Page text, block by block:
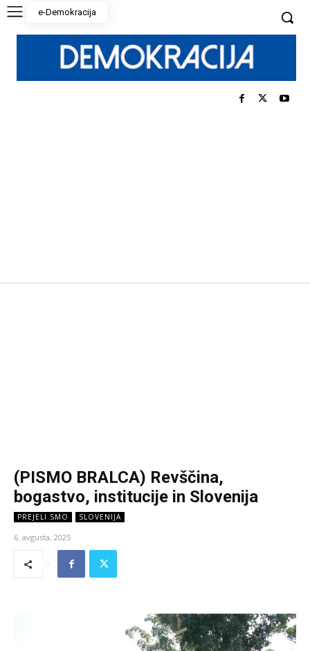
e-Demokracija
(PISMO BRALCA) Revščina,
bogastvo, institucije in Slovenija
PREJELI SMO SLOVENIJA
6. avgusta, 2025